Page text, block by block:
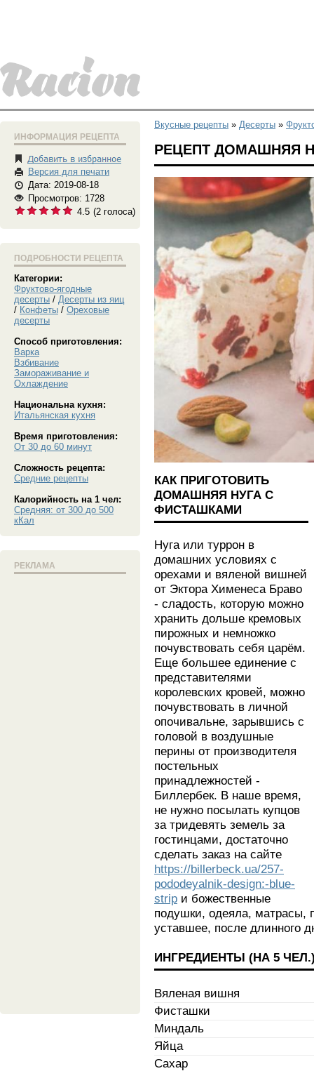
Вкусные рецепты » Десерты »
ИНФОРМАЦИЯ РЕЦЕПТА
Версия для печати
Дата: 2019-08-18
Просмотров: 1728
4.5 (2 голоса)
ПОДРОБНОСТИ РЕЦЕПТА
Категории:
Фруктово-ягодные
десерты / Десерты из яиц
/ Конфеты / Ореховые
десерты
Способ приготовления:
Варка
Взбивание
Замораживание и
Охлаждение
Национальна кухня:
Итальянская кухня
Время приготовления:
От 30 до 60 минут
Сложность рецепта:
Средние рецепты
Калорийность на 1 чел:
Средняя: от 300 до 500
кКал
РЕКЛАМА
РЕЦЕПТ ДОМАШНЯЯ
КАК ПРИГОТОВИТЬ
ДОМАШНЯЯ НУГА С
ФИСТАШКАМИ
Нуга или туррон в
домашних условиях с
орехами и вяленой вишней
от Эктора Хименеса Браво
- сладость, которую можно
хранить дольше кремовых
пирожных и немножко
почувствовать себя царём.
Еще большее единение с
представителями
королевских кровей, можно
почувствовать в личной
опочивальне, зарывшись с
головой в воздушные
перины от производителя
постельных
принадлежностей -
Биллербек. В наше время,
не нужно посылать купцов
за тридевять земель за
гостинцами, достаточно
сделать заказ на сайте
https://billerbeck.ua/257-
pododeyalnik-design:-blue-
strip и божественные
подушки, одеяла, матрасы,
уставшее, после длинного
ИНГРЕДИЕНТЫ (НА 5 ЧЕЛ.
Вяленая вишня
Фисташки
Миндаль
Яйца
Сахар